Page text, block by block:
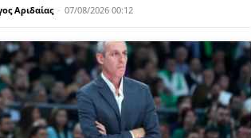
Αριδαίας - 07/08/2026 00:12